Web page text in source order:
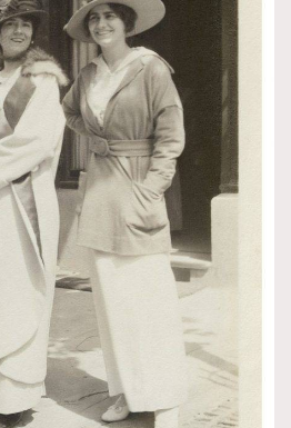
TRENDING
DressLikeAParisienne
FigaroAesthetic